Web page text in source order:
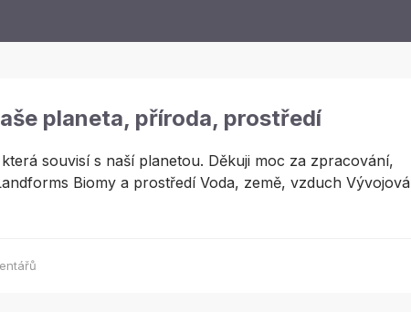
planeta, příroda, prostředí
souvisí s naší planetou. Děkuji moc za zpracování,
Biomy a prostředí Voda, země, vzduch Vývojová